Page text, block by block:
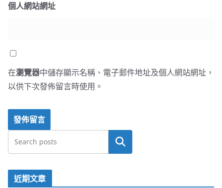
個人網站網址
在瀏覽器中儲存顯示名稱、電子郵件地址及個人網站網址，
以供下次發佈留言時使用。
搜尋
近期文章